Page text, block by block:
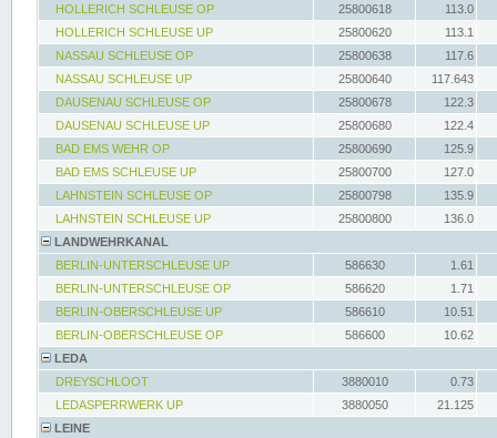
HOLLERICH SCHLEUSE OP
25800618
113.0
HOLLERICH SCHLEUSE UP
25800620
113.1
NASSAU SCHLEUSE OP
25800638
117.6
NASSAU SCHLEUSE UP
25800640
117.643
DAUSENAU SCHLEUSE OP
25800678
122.3
DAUSENAU SCHLEUSE UP
25800680
122.4
BAD EMS WEHR OP
25800690
125.9
BAD EMS SCHLEUSE UP
25800700
127.0
LAHNSTEIN SCHLEUSE OP
25800798
135.9
LAHNSTEIN SCHLEUSE UP
25800800
136.0
LANDWEHRKANAL
BERLIN-UNTERSCHLEUSE UP
586630
1.61
BERLIN-UNTERSCHLEUSE OP
586620
1.71
BERLIN-OBERSCHLEUSE UP
586610
10.51
BERLIN-OBERSCHLEUSE OP
586600
10.62
LEDA
DREYSCHLOOT
3880010
0.73
LEDASPERRWERK UP
3880050
21.125
LEINE